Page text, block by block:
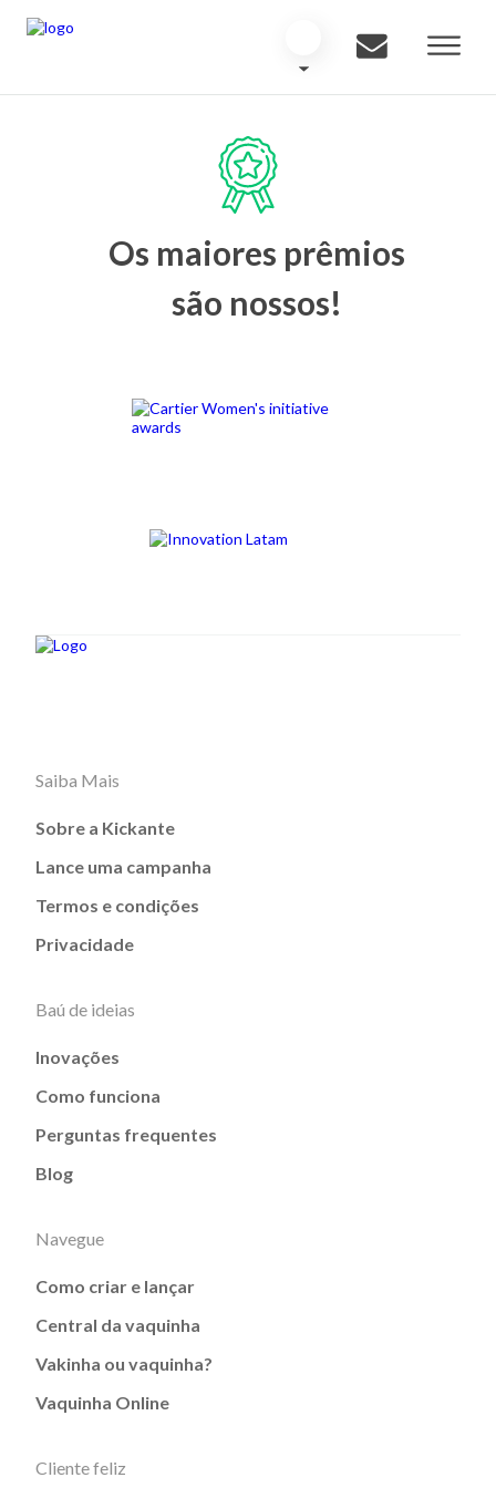
Os maiores prêmios
são nossos!
Saiba Mais
Sobre a Kickante
Lance uma campanha
Termos e condições
Privacidade
Baú de ideias
Inovações
Como funciona
Perguntas frequentes
Blog
Navegue
Como criar e lançar
Central da vaquinha
Vakinha ou vaquinha?
Vaquinha Online
Cliente feliz